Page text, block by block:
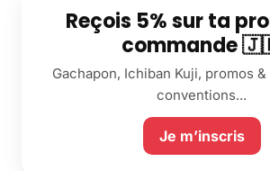
Reçois 5% sur ta
commande
Gachapon, Ichiban Kuji, promos
conventions...
Je m’inscris